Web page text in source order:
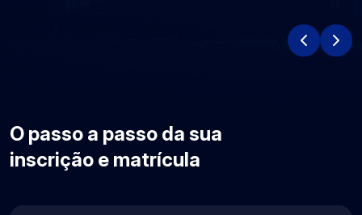
O passo a passo da sua
inscrição e matrícula